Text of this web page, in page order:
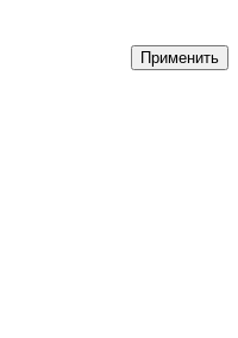
Применить